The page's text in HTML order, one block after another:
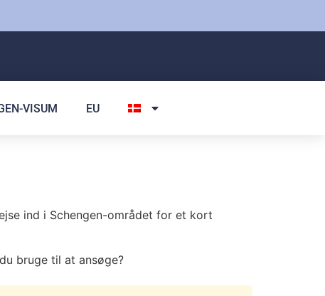
VISUM EU
ind i Schengen-området for et kort
bruge til at ansøge?